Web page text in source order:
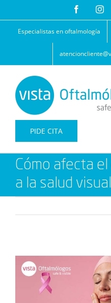
contenido
Facebook
Especialistas en oftalmología
PIDE CITA
Cómo afecta el
a la salud visual
Ver
imagen